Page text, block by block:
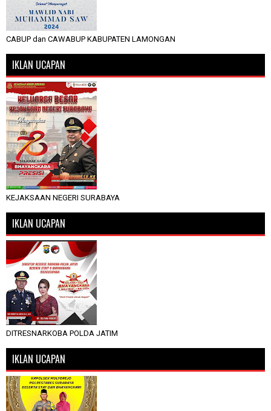
CABUP dan CAWABUP KABUPATEN LAMONGAN
IKLAN UCAPAN
KEJAKSAAN NEGERI SURABAYA
IKLAN UCAPAN
DITRESNARKOBA POLDA JATIM
IKLAN UCAPAN